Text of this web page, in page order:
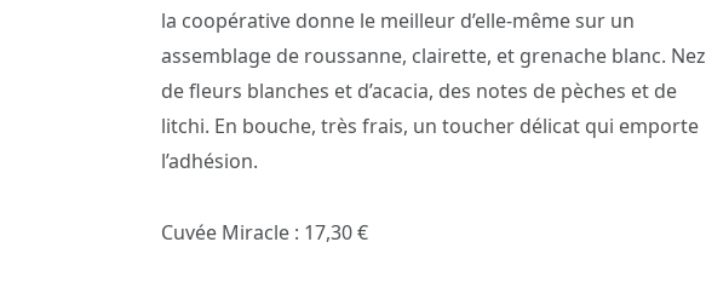
la coopérative donne le meilleur d’elle-même sur un
assemblage de roussanne, clairette, et grenache blanc. Nez
de fleurs blanches et d’acacia, des notes de pèches et de
litchi. En bouche, très frais, un toucher délicat qui emporte
l’adhésion.
Cuvée Miracle : 17,30 €